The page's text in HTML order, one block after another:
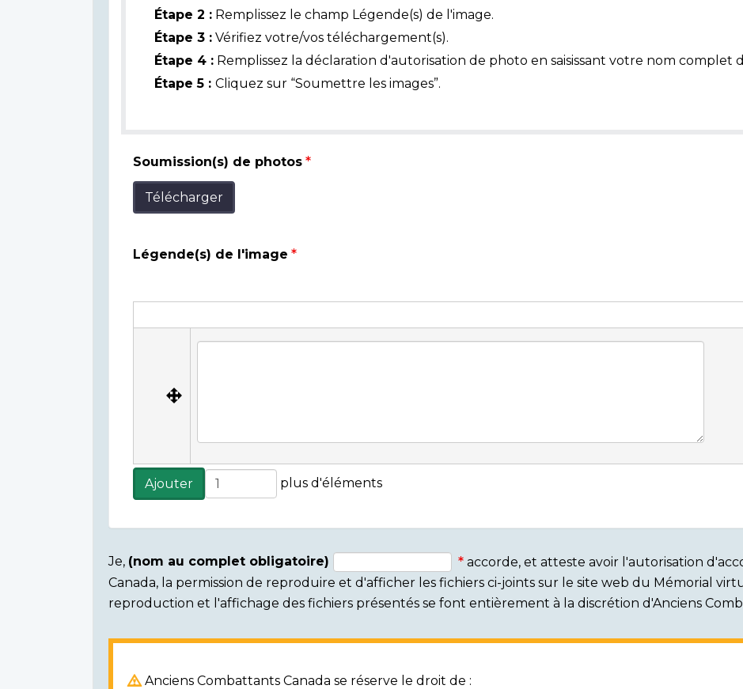
Étape 2 : Remplissez le champ Légende(s) de l'image.
Étape 3 : Vérifiez votre/vos téléchargement(s).
Étape 4 : Remplissez la déclaration d'autorisation de photo en saisissant votre nom complet
Étape 5 : Cliquez sur “Soumettre les images”.
Soumission(s) de photos
Télécharger
Légende(s) de l'image
Légende(s)
Ajouter
Ajouter
plus
plus d'éléments
Consent
section
Je, (nom au complet obligatoire)
accorde, et atteste avoir l'autorisation
Canada, la permission de reproduire et d'afficher les fichiers ci-joints sur le site web du Mémorial
reproduction et l'affichage des fichiers présentés se font entièrement à la discrétion d'Anciens
Anciens Combattants Canada se réserve le droit de :